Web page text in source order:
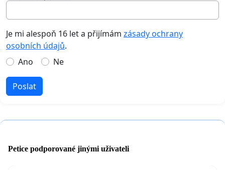
Je mi alespoň 16 let a přijímám zásady ochrany
osobních údajů.
Ano
Ne
Poslat
Petice podporované jinými uživateli